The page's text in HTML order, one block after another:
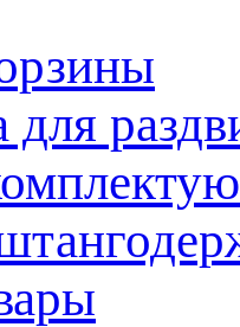
для